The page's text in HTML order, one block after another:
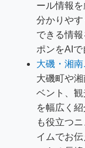
ール情報
分かりや
できる情
ポンをAIで
大磯・湘
大磯町や
ベント、
を幅広く
も役立つ
イムでお